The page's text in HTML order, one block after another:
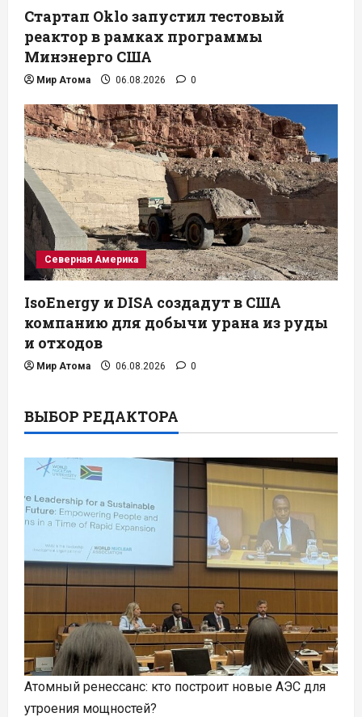
Стартап Oklo запустил тестовый
реактор в рамках программы
Минэнерго США
Мир Атома 06.08.2026 0
Северная Америка
IsoEnergy и DISA создадут в США
компанию для добычи урана из руды
и отходов
Мир Атома 06.08.2026 0
ВЫБОР РЕДАКТОРА
Атомный ренессанс: кто построит новые АЭС для
утроения мощностей?